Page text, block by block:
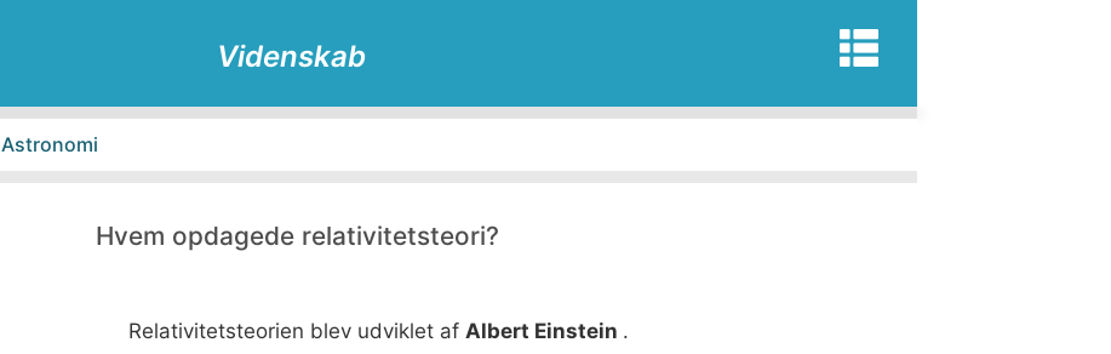
Videnskab
Natur
Solformørkelse Matematik
Astronomi
Hvem opdagede relativitetsteori?
Relativitetsteorien blev udviklet af Albert Einstein .